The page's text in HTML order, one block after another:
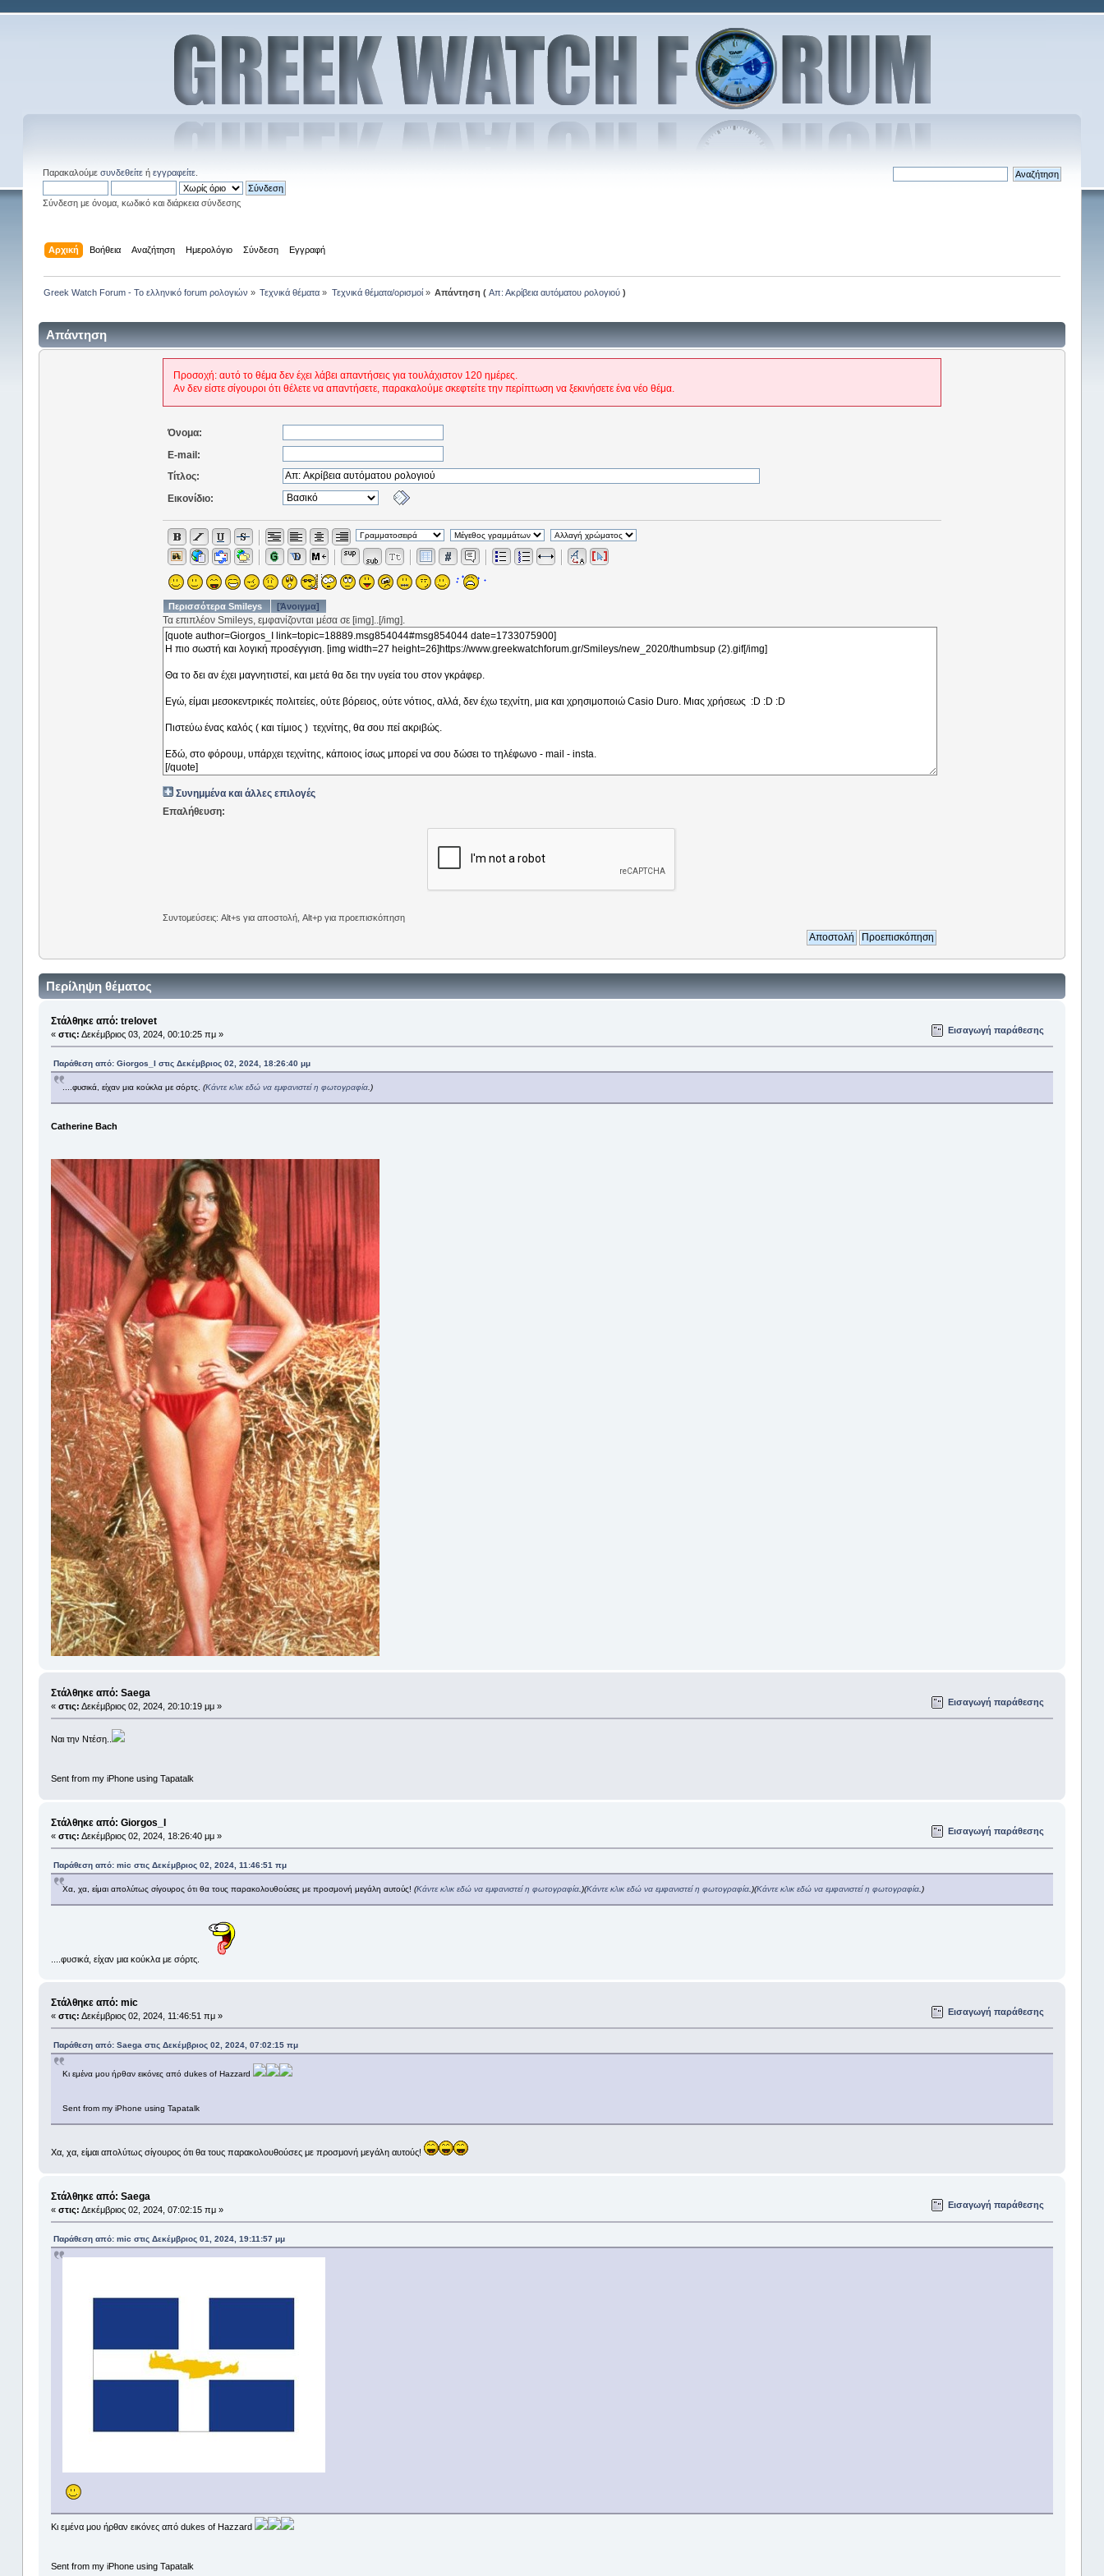
Παρακαλούμε συνδεθείτεή εγγραφείτε.
Σύνδεση με όνομα, κωδικό και διάρκεια σύνδεσης
Αρχική Βοήθεια Αναζήτηση Ημερολόγιο Σύνδεση Εγγραφή
Greek Watch Forum - Το ελληνικό forum ρολογιών » Τεχνικά θέματα » Τεχνικά θέματα/ορισμοί» Απάντηση (Απ: Ακρίβεια αυτόματου ρολογιού)
Απάντηση
Προσοχή: αυτό το θέμα δεν έχει λάβει απαντήσεις για τουλάχιστον 120 ημέρες.
Αν δεν είστε σίγουροι ότι θέλετε να απαντήσετε, παρακαλούμε σκεφτείτε την περίπτωση να ξεκινήσετε ένα νέο θέμα.
Όνομα:
E-mail:
Τίτλος:
Εικονίδιο:
Περισσότερα Smileys [Άνοιγμα]
Τα επιπλέον Smileys, εμφανίζονται μέσα σε [img]..[/img].
Συνημμένα και άλλες επιλογές
Επαλήθευση:
Συντομεύσεις: Alt+s για αποστολή, Alt+p για προεπισκόπηση
Περίληψη θέματος
Στάλθηκε από: trelovet
« στις: Δεκέμβριος 03, 2024, 00:10:25 πμ » Εισαγωγή παράθεσης
Παράθεση από: Giorgos_I στις Δεκέμβριος 02, 2024, 18:26:40 μμ
....φυσικά, είχαν μια κούκλα με σόρτς. (Κάντε κλικ εδώ να εμφανιστεί η φωτογραφία.)
Catherine Bach
Στάλθηκε από: Saega
« στις: Δεκέμβριος 02, 2024, 20:10:19 μμ » Εισαγωγή παράθεσης
Ναι την Ντέση..
Sent from my iPhone using Tapatalk
Στάλθηκε από: Giorgos_I
« στις: Δεκέμβριος 02, 2024, 18:26:40 μμ » Εισαγωγή παράθεσης
Παράθεση από: mic στις Δεκέμβριος 02, 2024, 11:46:51 πμ
Χα, χα, είμαι απολύτως σίγουρος ότι θα τους παρακολουθούσες με προσμονή μεγάλη αυτούς! (Κάντε κλικ εδώ να εμφανιστεί η φωτογραφία.)(Κάντε κλικ εδώ να εμφανιστεί η φωτογραφία.)(Κάντε κλικ εδώ να εμφανιστεί η φωτογραφία.)
....φυσικά, είχαν μια κούκλα με σόρτς.
Στάλθηκε από: mic
« στις: Δεκέμβριος 02, 2024, 11:46:51 πμ » Εισαγωγή παράθεσης
Παράθεση από: Saega στις Δεκέμβριος 02, 2024, 07:02:15 πμ
Κι εμένα μου ήρθαν εικόνες από dukes of Hazzard
Sent from my iPhone using Tapatalk
Χα, χα, είμαι απολύτως σίγουρος ότι θα τους παρακολουθούσες με προσμονή μεγάλη αυτούς!
Στάλθηκε από: Saega
« στις: Δεκέμβριος 02, 2024, 07:02:15 πμ » Εισαγωγή παράθεσης
Παράθεση από: mic στις Δεκέμβριος 01, 2024, 19:11:57 μμ
Κι εμένα μου ήρθαν εικόνες από dukes of Hazzard
Sent from my iPhone using Tapatalk